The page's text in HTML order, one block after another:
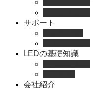
サポート
LEDの基礎知識
会社紹介